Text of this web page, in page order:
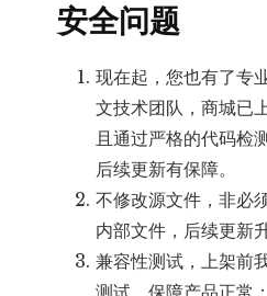
安全问题
现在起，您也有了
文技术团队，商城已
且通过严格的代码检
后续更新有保障。
不修改源文件，非必
内部文件，后续更新
兼容性测试，上架前
测试，保障产品正常；